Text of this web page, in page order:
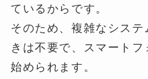
ているからです。
そのため、複雑なシス
きは不要で、スマート
始められます。